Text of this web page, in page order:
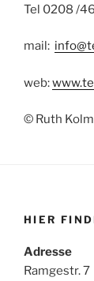
Tel 0208 /
mail:
web:
© Ruth
HIER
Adresse
Ramgestr. 7